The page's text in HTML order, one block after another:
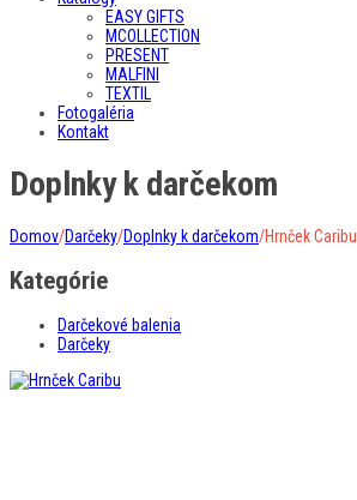
EASY GIFTS
MCOLLECTION
PRESENT
MALFINI
TEXTIL
Fotogaléria
Kontakt
Doplnky k darčekom
Domov/Darčeky/Doplnky k darčekom/Hrnček Caribu
Kategórie
Darčekové balenia
Darčeky